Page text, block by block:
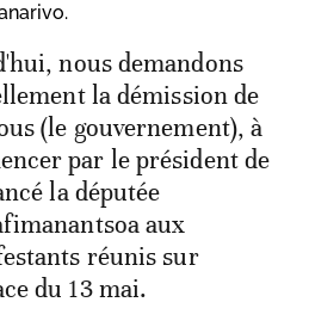
nous demandons
la démission de
(le gouvernement), à
par le président de
la députée
aux
réunis sur
du 13 mai.